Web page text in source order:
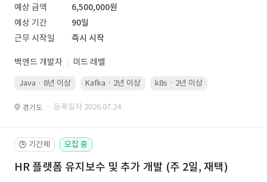
예상 금액
6,500,000원
예상 기간
90일
근무 시작일
즉시 시작
백엔드 개발자 미드 레벨
Java · 8년 이상 Kafka · 2년 이상 k8s · 2년 이상
경기도 · 등록일자 2026.07.24.
🕒 기간제 모집 중
HR 플랫폼 유지보수 및 추가 개발 (주 2일, 재택)